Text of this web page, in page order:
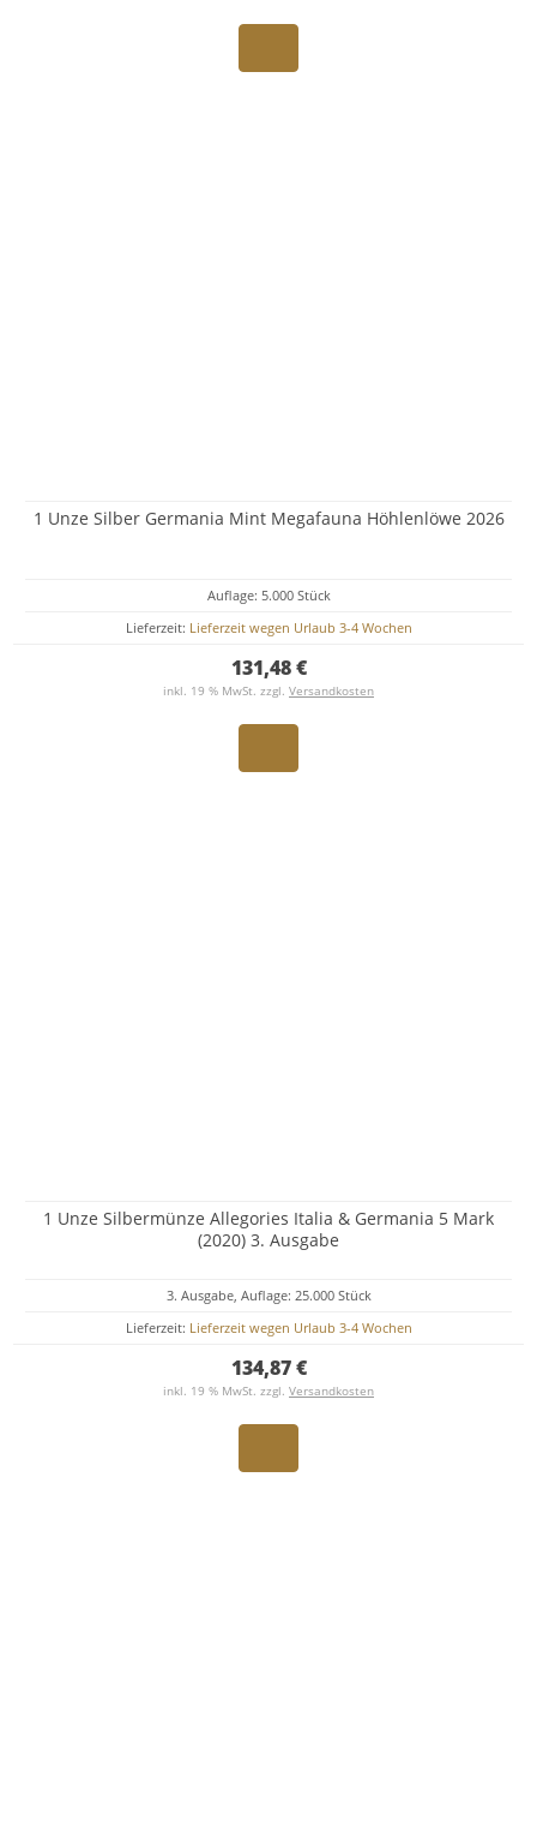
1 Unze Silber Germania Mint Megafauna Höhlenlöwe 2026
Auflage: 5.000 Stück
Lieferzeit: Lieferzeit wegen Urlaub 3-4 Wochen
131,48 €
inkl. 19 % MwSt. zzgl. Versandkosten
1 Unze Silbermünze Allegories Italia & Germania 5 Mark
(2020) 3. Ausgabe
3. Ausgabe, Auflage: 25.000 Stück
Lieferzeit: Lieferzeit wegen Urlaub 3-4 Wochen
134,87 €
inkl. 19 % MwSt. zzgl. Versandkosten